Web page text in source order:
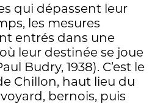
qui dépassent leur
les mesures
entrés dans une
leur destinée se joue
Budry, 1938). C’est le
Chillon, haut lieu du
bernois, puis